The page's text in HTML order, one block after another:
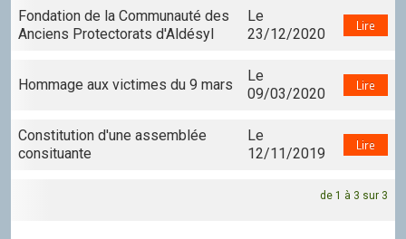
Fondation de la Communauté des
Anciens Protectorats d'Aldésyl
Le
23/12/2020
Lire
Hommage aux victimes du 9 mars
Le
09/03/2020
Lire
Constitution d'une assemblée
consituante
Le
12/11/2019
Lire
de 1 à 3 sur 3